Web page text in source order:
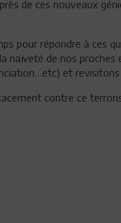
de ces nouveaux
pour répondre à ces
naïveté de nos
et
contre ce